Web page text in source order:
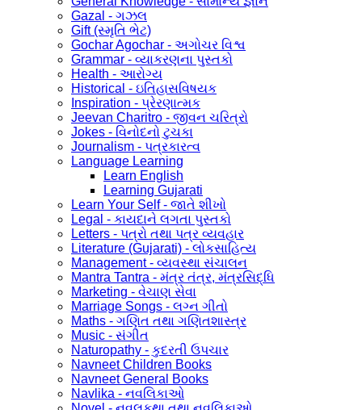
Gazal - ગઝલ
Gift (સ્મૃતિ ભેટ)
Gochar Agochar - અગોચર વિશ્વ
Grammar - વ્યાકરણના પુસ્તકો
Health - આરોગ્ય
Historical - ઇતિહાસવિષયક
Inspiration - પ્રેરણાત્મક
Jeevan Charitro - જીવન ચરિત્રો
Jokes - વિનોદનો ટુચકા
Journalism - પત્રકારત્વ
Language Learning
Learn English
Learning Gujarati
Learn Your Self - જાતે શીખો
Legal - કાયદાને લગતા પુસ્તકો
Letters - પત્રો તથા પત્ર વ્યવહાર
Literature (Gujarati) - લોકસાહિત્ય
Management - વ્યવસ્થા સંચાલન
Mantra Tantra - મંત્ર તંત્ર, મંત્રસિદ્ધિ
Marketing - વેચાણ સેવા
Marriage Songs - લગ્ન ગીતો
Maths - ગણિત તથા ગણિતશાસ્ત્ર
Music - સંગીત
Naturopathy - કુદરતી ઉપચાર
Navneet Children Books
Navneet General Books
Navlika - નવલિકાઓ